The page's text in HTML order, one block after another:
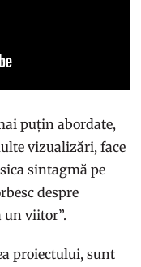
puțin abordate,
vizualizări, face
sintagmă pe
despre
un viitor”.
proiectului, sunt